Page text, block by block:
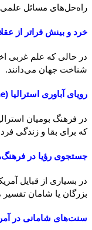
راه‌حل‌های مسائل علمی
خرد و بینش فراتر از
در حالی که علم غربی
شناخت جهان می‌دانند.
رویای آباوری استرالیا (Dreamtime)
که برای بقا و زندگی
جستجوی رؤیا در
بزرگان یا شامان
سنت‌های شامانی در